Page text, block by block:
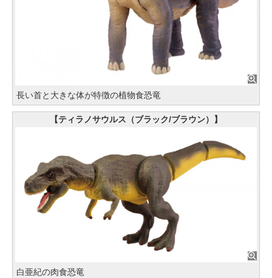
長い首と大きな体が特徴の植物食恐竜
【ティラノサウルス（ブラック/ブラウン）】
白亜紀の肉食恐竜